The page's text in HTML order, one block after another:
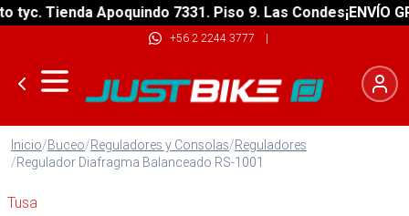
Tienda Apoquindo 7331. Piso 9. Las Condes¡ENVÍO
+56 2 2244 3777 |
Inicio/Buceo/Reguladores y Consolas/Reguladores
/Regulador Diafragma Balanceado RS-1001
Tusa